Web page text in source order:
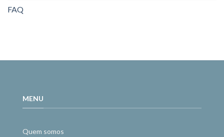
FAQ
MENU
Quem somos